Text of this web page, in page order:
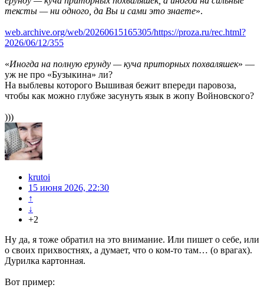
тексты — ни одного, да Вы и сами это знаете».
web.archive.org/web/20260615165305/https://proza.ru/rec.html?
2026/06/12/355
«Иногда на полную ерунду — куча приторных похваляшек» —
уж не про «Бузыкина» ли?
На выблевы которого Вышивая бежит впереди паровоза,
чтобы как можно глубже засунуть язык в жопу Войновского?
)))
krutoi
15 июня 2026, 22:30
↑
↓
+2
Ну да, я тоже обратил на это внимание. Или пишет о себе, или
о своих прихвостнях, а думает, что о ком-то там… (о врагах).
Дурилка картонная.
Вот пример: